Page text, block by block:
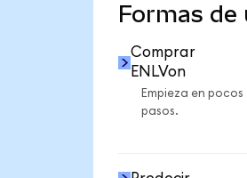
Formas de
Comprar
ENLVon
Empieza en pocos
pasos.